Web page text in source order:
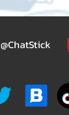
@ChatStick